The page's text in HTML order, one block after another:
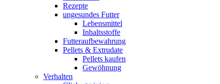
Rezepte
ungesundes Futter
Lebensmittel
Inhaltsstoffe
Futteraufbewahrung
Pellets & Extrudate
Pellets kaufen
Gewöhnung
Verhalten